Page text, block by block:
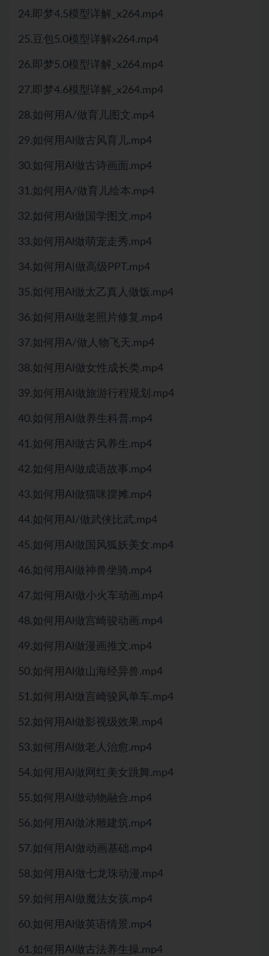
24.即梦4.5模型详解_x264.mp4
25.豆包5.0模型详解x264.mp4
26.即梦5.0模型详解_x264.mp4
27.即梦4.6模型详解_x264.mp4
28.如何用A/做育儿图文.mp4
29.如何用Al做古风育儿.mp4
30.如何用Al做古诗画面.mp4
31.如何用A/做育儿绘本.mp4
32.如何用Al做国学图文.mp4
33.如何用Al做萌宠走秀.mp4
34.如何用A|做高级PPT.mp4
35.如何用Al做太乙真人做饭.mp4
36.如何用Al做老照片修复.mp4
37.如何用A/做人物飞天.mp4
38.如何用AI做女性成长类.mp4
39.如何用AI做旅游行程规划.mp4
40.如何用AI做养生科普.mp4
41.如何用Al做古风养生.mp4
42.如何用Al做成语故事.mp4
43.如何用Al做猫咪摆摊.mp4
44.如何用AI/做武侠比武.mp4
45.如何用Al做国风狐妖美女.mp4
46.如何用Al做神兽坐骑.mp4
47.如何用AI做小火车动画.mp4
48.如何用Al做宫崎骏动画.mp4
49.如何用Al做漫画推文.mp4
50.如何用Al做山海经异兽.mp4
51.如何用Al做言崎骏风单车.mp4
52.如何用Al做影视级效果.mp4
53.如何用Al做老人治愈.mp4
54.如何用Al做网红美女跳舞.mp4
55.如何用Al做动物融合.mp4
56.如何用Al做冰雕建筑.mp4
57.如何用AI做动画基础.mp4
58.如何用AI做七龙珠动漫.mp4
59.如何用AI做魔法女孩.mp4
60.如何用Al做英语情景.mp4
61.如何用Al做古法养生操.mp4